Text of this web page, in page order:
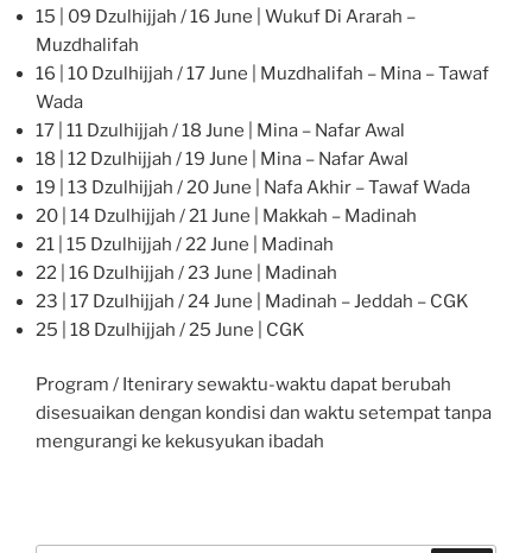
15 | 09 Dzulhijjah / 16 June | Wukuf Di Ararah –
Muzdhalifah
16 | 10 Dzulhijjah / 17 June | Muzdhalifah – Mina – Tawaf
Wada
17 | 11 Dzulhijjah / 18 June | Mina – Nafar Awal
18 | 12 Dzulhijjah / 19 June | Mina – Nafar Awal
19 | 13 Dzulhijjah / 20 June | Nafa Akhir – Tawaf Wada
20 | 14 Dzulhijjah / 21 June | Makkah – Madinah
21 | 15 Dzulhijjah / 22 June | Madinah
22 | 16 Dzulhijjah / 23 June | Madinah
23 | 17 Dzulhijjah / 24 June | Madinah – Jeddah – CGK
25 | 18 Dzulhijjah / 25 June | CGK
Program / Itenirary sewaktu-waktu dapat berubah
disesuaikan dengan kondisi dan waktu setempat tanpa
mengurangi ke kekusyukan ibadah